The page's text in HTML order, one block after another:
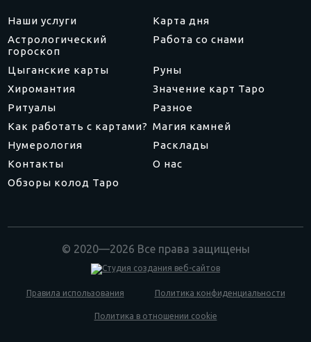
Наши услуги
Карта дня
Астрологический
гороскоп
Работа со снами
Цыганские карты
Руны
Хиромантия
Значение карт Таро
Ритуалы
Разное
Как работать с картами? Магия камней
Нумерология
Расклады
Контакты
О нас
Обзоры колод Таро
© 2020—2026 Все права защищены
Правила использования Политика конфиденциальности
Политика в отношении cookie